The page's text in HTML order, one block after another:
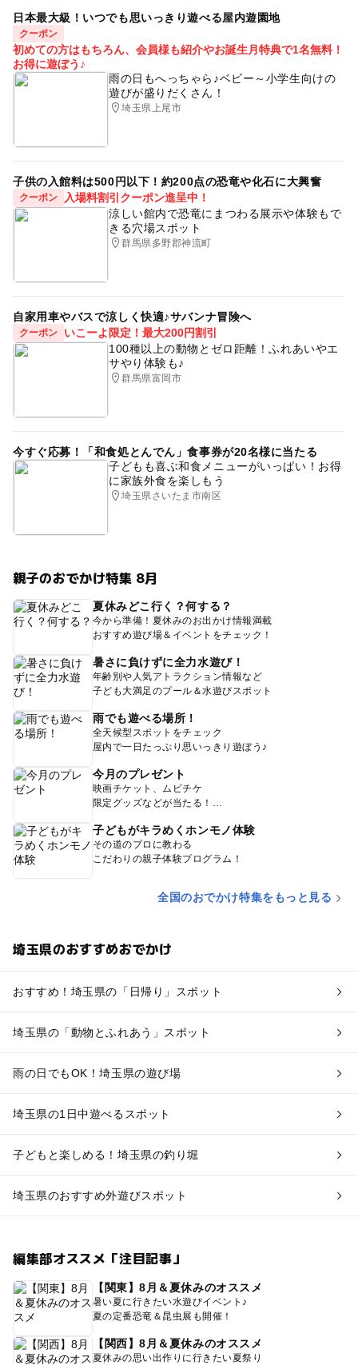
日本最大級！いつでも思いっきり遊べる屋内遊園地
クーポン
初めての方はもちろん、会員様も紹介やお誕生月特典で1名無料！
お得に遊ぼう♪
雨の日もへっちゃら♪ベビー～小学生向けの
遊びが盛りだくさん！
埼玉県上尾市
子供の入館料は500円以下！約200点の恐竜や化石に大興奮
クーポン
入場料割引クーポン進呈中！
涼しい館内で恐竜にまつわる展示や体験もで
きる穴場スポット
群馬県多野郡神流町
自家用車やバスで涼しく快適♪サバンナ冒険へ
クーポン
いこーよ限定！最大200円割引
100種以上の動物とゼロ距離！ふれあいやエ
サやり体験も♪
群馬県富岡市
今すぐ応募！「和食処とんでん」食事券が20名様に当たる
子どもも喜ぶ和食メニューがいっぱい！お得
に家族外食を楽しもう
埼玉県さいたま市南区
親子のおでかけ特集 8月
夏休みどこ行く？何する？
今から準備！夏休みのお出かけ情報満載
おすすめ遊び場＆イベントをチェック！
暑さに負けずに全力水遊び！
年齢別や人気アトラクション情報など
子ども大満足のプール＆水遊びスポット
雨でも遊べる場所！
全天候型スポットをチェック
屋内で一日たっぷり思いっきり遊ぼう♪
今月のプレゼント
映画チケット、ムビチケ
限定グッズなどが当たる！
子どもがキラめくホンモノ体験
その道のプロに教わる
こだわりの親子体験プログラム！
全国のおでかけ特集をもっと見る
埼玉県のおすすめおでかけ
おすすめ！埼玉県の「日帰り」スポット
埼玉県の「動物とふれあう」スポット
雨の日でもOK！埼玉県の遊び場
埼玉県の1日中遊べるスポット
子どもと楽しめる！埼玉県の釣り堀
埼玉県のおすすめ外遊びスポット
編集部オススメ「注目記事」
【関東】8月＆夏休みのオススメ
暑い夏に行きたい水遊びイベント♪
夏の定番恐竜＆昆虫展も開催！
【関西】8月＆夏休みのオススメ
夏休みの思い出作りに行きたい夏祭り